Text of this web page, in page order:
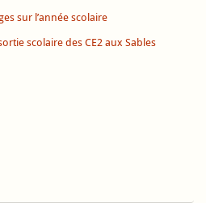
sur l’année scolaire
scolaire des CE2 aux Sables